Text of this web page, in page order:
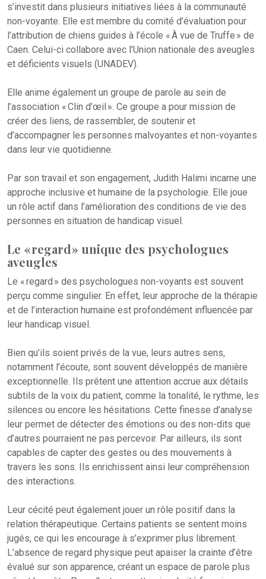
s’investit dans plusieurs initiatives liées à la communauté
non-voyante. Elle est membre du comité d’évaluation pour
l’attribution de chiens guides à l’école « À vue de Truffe » de
Caen. Celui-ci collabore avec l’Union nationale des aveugles
et déficients visuels (UNADEV).
Elle anime également un groupe de parole au sein de
l’association « Clin d’œil ». Ce groupe a pour mission de
créer des liens, de rassembler, de soutenir et
d’accompagner les personnes malvoyantes et non-voyantes
dans leur vie quotidienne.
Par son travail et son engagement, Judith Halimi incarne une
approche inclusive et humaine de la psychologie. Elle joue
un rôle actif dans l’amélioration des conditions de vie des
personnes en situation de handicap visuel.
Le « regard » unique des psychologues
aveugles
Le « regard » des psychologues non-voyants est souvent
perçu comme singulier. En effet, leur approche de la thérapie
et de l’interaction humaine est profondément influencée par
leur handicap visuel.
Bien qu’ils soient privés de la vue, leurs autres sens,
notamment l’écoute, sont souvent développés de manière
exceptionnelle. Ils prêtent une attention accrue aux détails
subtils de la voix du patient, comme la tonalité, le rythme, les
silences ou encore les hésitations. Cette finesse d’analyse
leur permet de détecter des émotions ou des non-dits que
d’autres pourraient ne pas percevoir. Par ailleurs, ils sont
capables de capter des gestes ou des mouvements à
travers les sons. Ils enrichissent ainsi leur compréhension
des interactions.
Leur cécité peut également jouer un rôle positif dans la
relation thérapeutique. Certains patients se sentent moins
jugés, ce qui les encourage à s’exprimer plus librement.
L’absence de regard physique peut apaiser la crainte d’être
évalué sur son apparence, créant un espace de parole plus